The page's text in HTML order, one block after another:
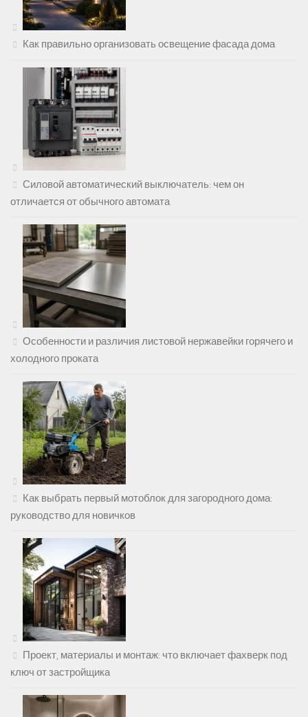
Как правильно организовать освещение фасада дома
Силовой автоматический выключатель: чем он
отличается от обычного автомата
Особенности и различия листовой нержавейки горячего и
холодного проката
Как выбрать первый мотоблок для загородного дома:
руководство для новичков
Проект, материалы и монтаж: что включает фахверк под
ключ от застройщика